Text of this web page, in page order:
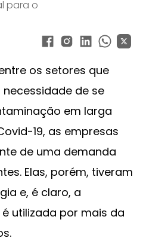
para o
os setores que
de se
em larga
19, as empresas
de uma demanda
Elas, porém, tiveram
e, é claro, a
utilizada por mais da